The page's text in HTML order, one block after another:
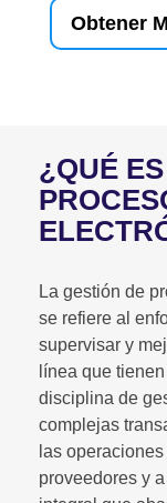
Obtener
¿QUÉ
La gestión de
se refiere al
supervisar y
línea que
disciplina de
complejas
las
proveedores y